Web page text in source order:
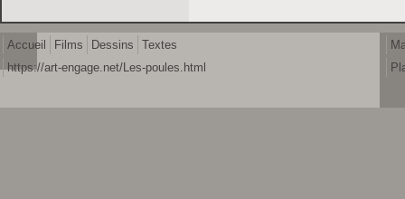
Accueil Films Dessins
Textes
https://art-engage.net/Les-poules.html